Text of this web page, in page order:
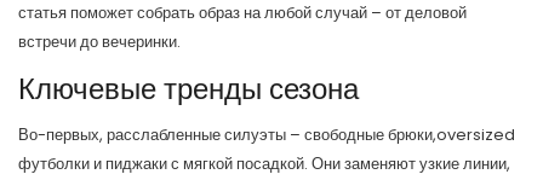
статья поможет собрать образ на любой случай – от деловой
встречи до вечеринки.
Ключевые тренды сезона
Во-первых, расслабленные силуэты – свободные брюки,oversized
футболки и пиджаки с мягкой посадкой. Они заменяют узкие линии,